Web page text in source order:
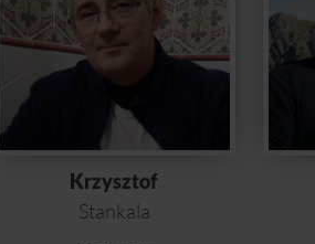
Krzysztof
Stankala